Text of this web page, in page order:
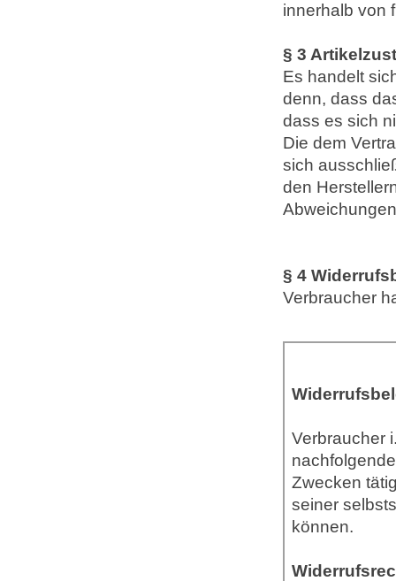
innerhalb von
§ 3
Es handelt
denn, dass
dass es sich
Die dem
sich
den
§ 4
Verbraucher
Verbraucher
Zwecken
seiner
können.